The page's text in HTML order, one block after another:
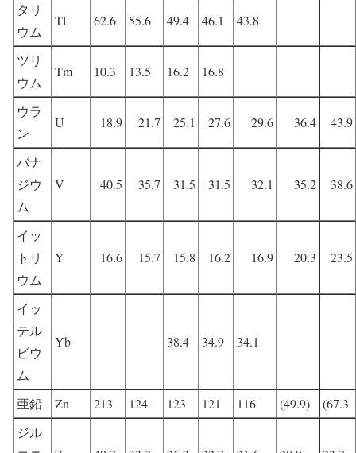
タリ
ウム
Tl 62.6 55.6 49.4 46.1 43.8
ツリ
ウム
Tm 10.3 13.5 16.2 16.8
ウラ
ン
U 18.9 21.7 25.1 27.6 29.6 36.4 43.9
バナ
ジウ
ム
V 40.5 35.7 31.5 31.5 32.1 35.2 38.6
イッ
トリ
ウム
Y 16.6 15.7 15.8 16.2 16.9 20.3 23.5
イッ
テル
ビウ
ム
Yb 38.4 34.9 34.1
亜鉛 Zn 213 124 123 121 116 (49.9)
(67.3
ジル